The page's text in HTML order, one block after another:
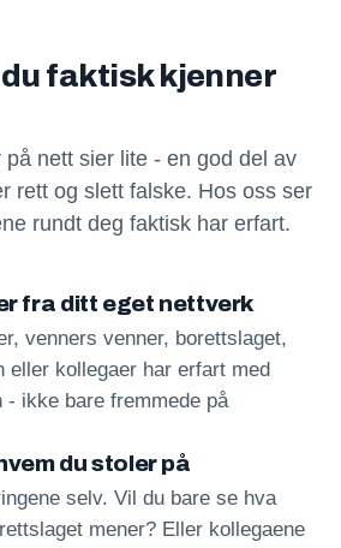
du faktisk kjenner
nett sier lite - en god del av
rett og slett falske. Hos oss ser
rundt deg faktisk har erfart.
fra ditt eget nettverk
venners venner, borettslaget,
eller kollegaer har erfart med
- ikke bare fremmede på
du stoler på
selv. Vil du bare se hva
mener? Eller kollegaene